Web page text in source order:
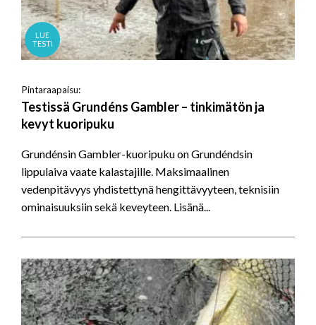
LUE
TESTI
Pintaraapaisu:
Testissä Grundéns Gambler – tinkimätön ja
kevyt kuoripuku
Grundénsin Gambler-kuoripuku on Grundéndsin
lippulaiva vaate kalastajille. Maksimaalinen
vedenpitävyys yhdistettynä hengittävyyteen, teknisiin
ominaisuuksiin sekä keveyteen. Lisänä...